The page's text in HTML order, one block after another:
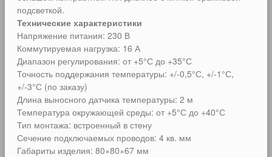
подсветкой.
Технические характеристики
Напряжение питания: 230 В
Коммутируемая нагрузка: 16 А
Диапазон регулирования: от +5°С до +35°С
Точность поддержания температуры: +/-0,5°С, +/-1°С,
+/-3°С (по заказу)
Длина выносного датчика температуры: 2 м
Температура окружающей среды: от +5°С до +40°С
Тип монтажа: встроенный в стену
Сечение подключаемых проводов: 4 кв. мм
Габариты изделия: 80×80×67 мм